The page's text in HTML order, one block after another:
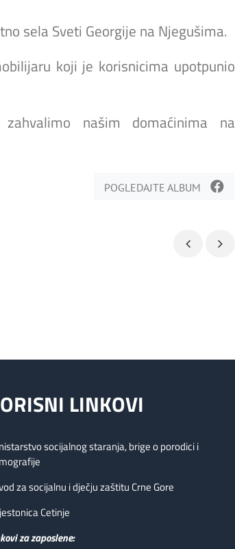
sela Sveti Georgije na Njegušima.
koji je korisnicima upotpunio
našim domaćinima na
POGLEDAJTE ALBUM
LINKOVI
socijalnog staranja, brige o porodici i
za socijalnu i dječju zaštitu Crne Gore
Cetinje
za zaposlene: